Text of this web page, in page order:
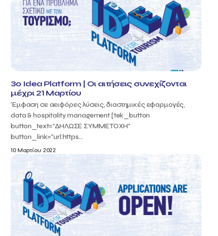
3ο Idea Platform | Οι αιτήσεις συνεχίζονται
μέχρι 21 Μαρτίου
Έμφαση σε αειφόρες λύσεις, διαστημικές εφαρμογές,
data & hospitality management [tek_button
button_text="ΔΗΛΩΣΕ ΣΥΜΜΕΤΟΧΗ"
button_link="url:https...
10 Μαρτίου 2022